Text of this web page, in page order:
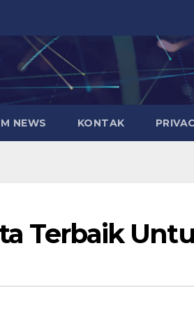
NEWS KONTAK
Terbaik